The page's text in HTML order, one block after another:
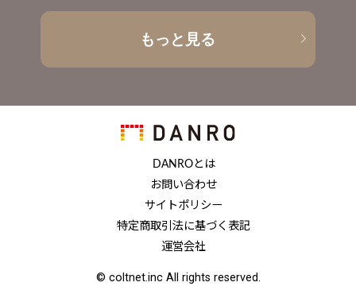
もっと見る
DANROとは
お問い合わせ
サイトポリシー
特定商取引法に基づく表記
運営会社
© coltnet.inc All rights reserved.